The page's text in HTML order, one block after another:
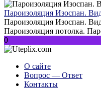
Пароизоляция Изоспан.
Пароизоляция Изоспан.
Пароизоляция потолка.
0
О сайте
Вопрос — Ответ
Контакты